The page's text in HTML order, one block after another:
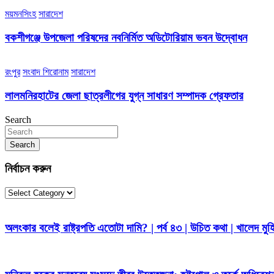
ময়মনসিংহ সারাদেশ
বকশীগঞ্জে উপজেলা পরিষদের নবনির্মিত অডিটোরিয়াম ভবন উদ্বোধন
রংপুর সংবাদ শিরোনাম সারাদেশ
লালমনিরহাটের জেলা ছাত্রলীগের যুগ্ন সাধারণ সম্পাদক গ্রেফতার
Search
Search
নির্বাচন করুন
নির্বাচন
অলংকার বলেই রাষ্ট্রপতি এতোটা দামি? | পর্ব ৪৩ | উচিত কথা | খালেদ